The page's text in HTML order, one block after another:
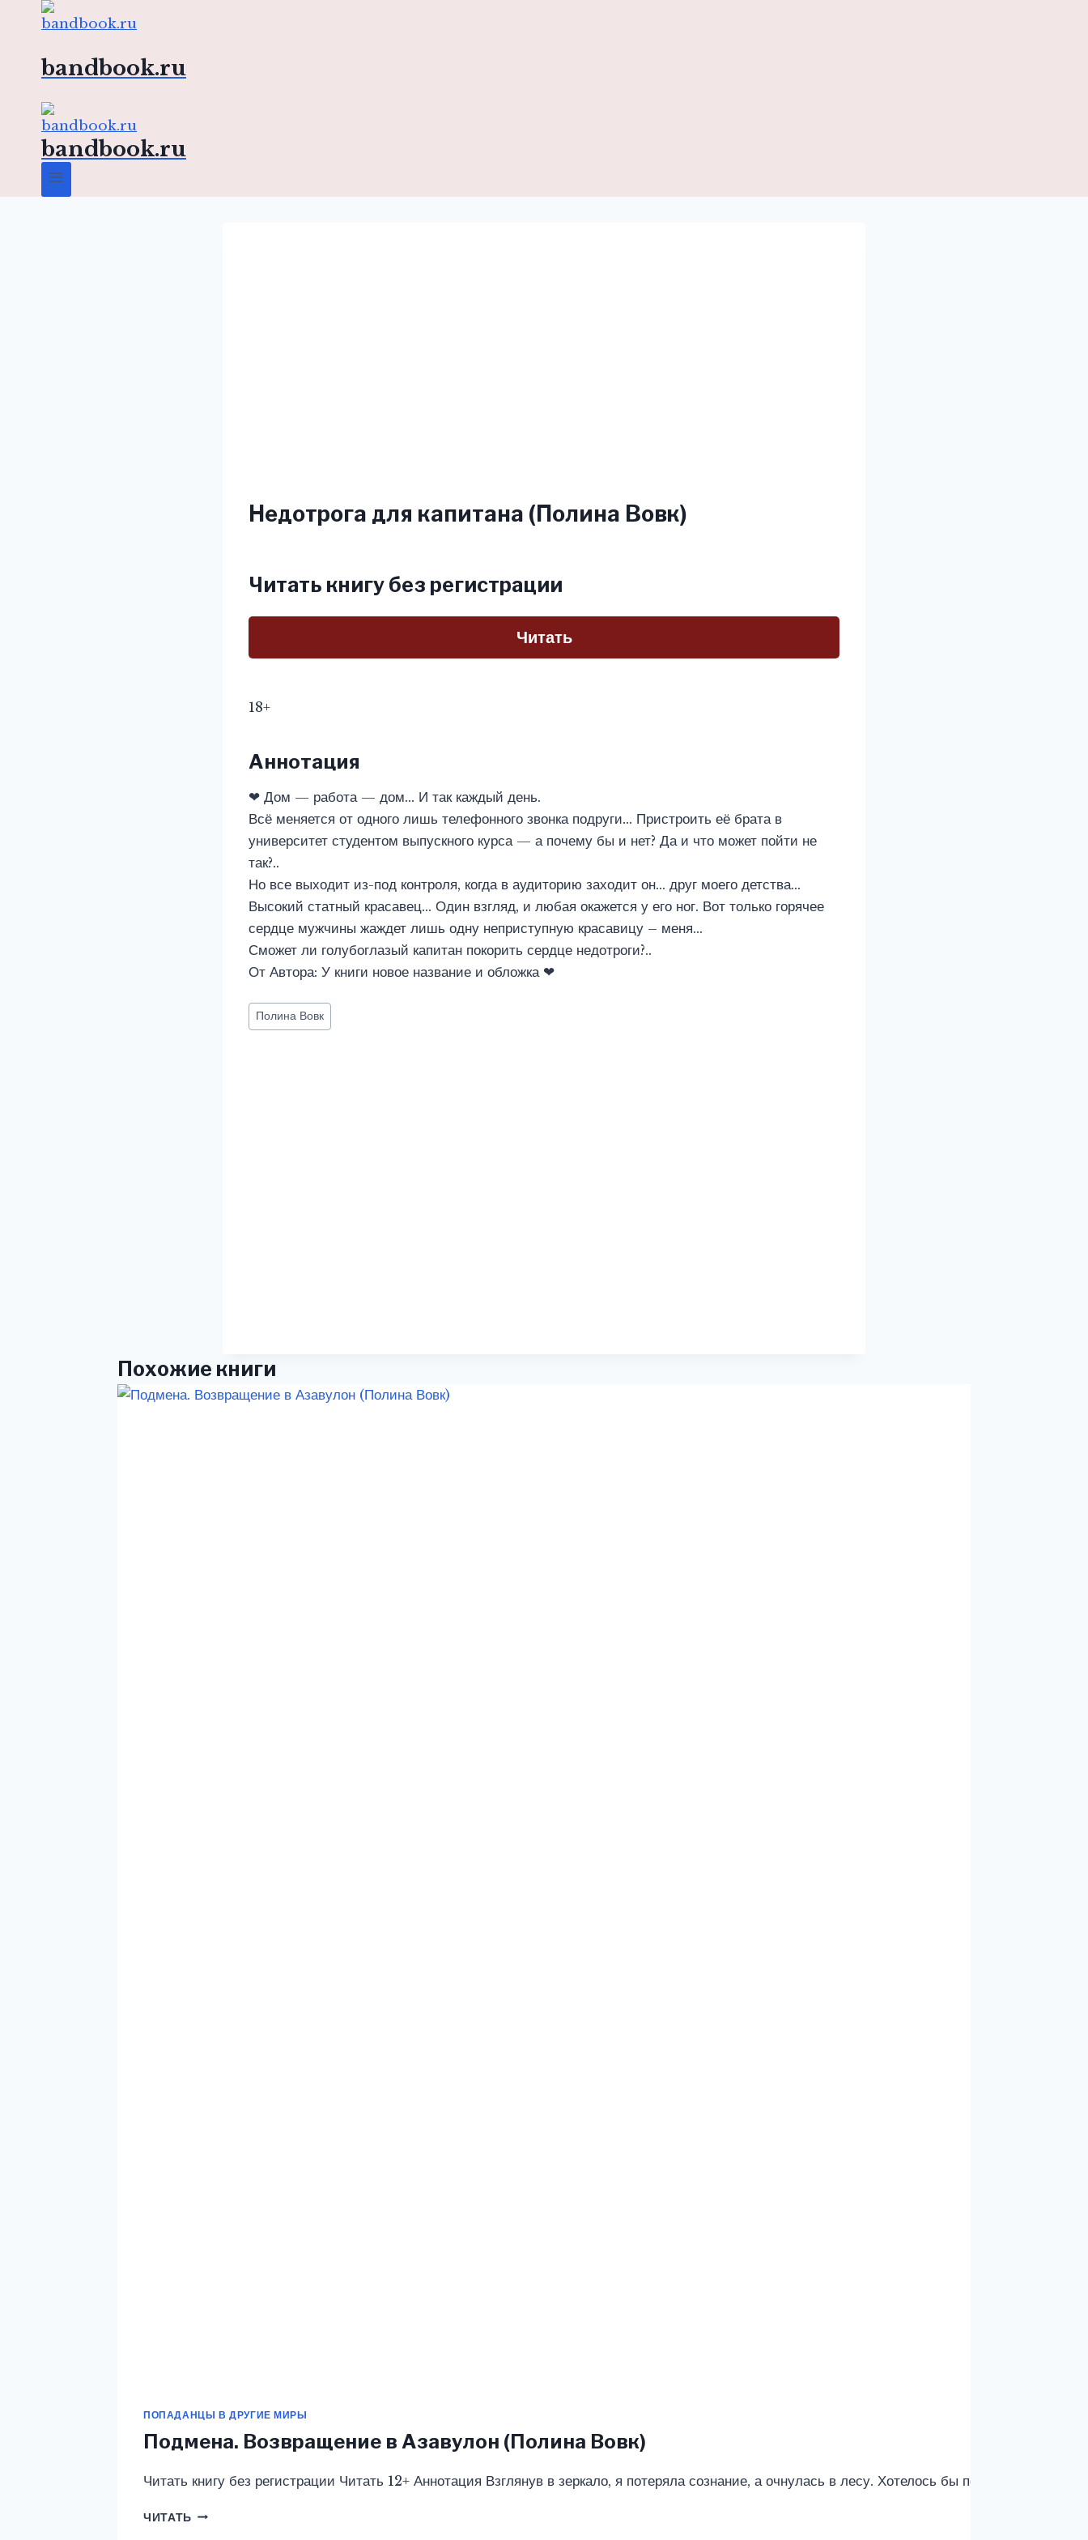
Перейти
содержимому
bandbook.ru
bandbook.ru
Недотрога для капитана (Полина Вовк)
Читать книгу без регистрации
Читать
18+
Аннотация
❤ Дом — работа — дом… И так каждый день.
Всё меняется от одного лишь телефонного звонка подруги… Пристроить её брата в
университет студентом выпускного курса — а почему бы и нет? Да и что может пойти не
так?..
Но все выходит из-под контроля, когда в аудиторию заходит он… друг моего детства…
Высокий статный красавец… Один взгляд, и любая окажется у его ног. Вот только горячее
сердце мужчины жаждет лишь одну неприступную красавицу – меня…
Сможет ли голубоглазый капитан покорить сердце недотроги?..
От Автора: У книги новое название и обложка ❤
Метки
записи:
Полина Вовк
Похожие книги
ПОПАДАНЦЫ В ДРУГИЕ МИРЫ
Подмена. Возвращение в Азавулон (Полина Вовк)
Читать книгу без регистрации Читать 12+ Аннотация Взглянув в зеркало, я потеряла сознание, а очнулась в лесу. Хотелось бы понять как? И
ЧИТАТЬ ПОДМЕНА.